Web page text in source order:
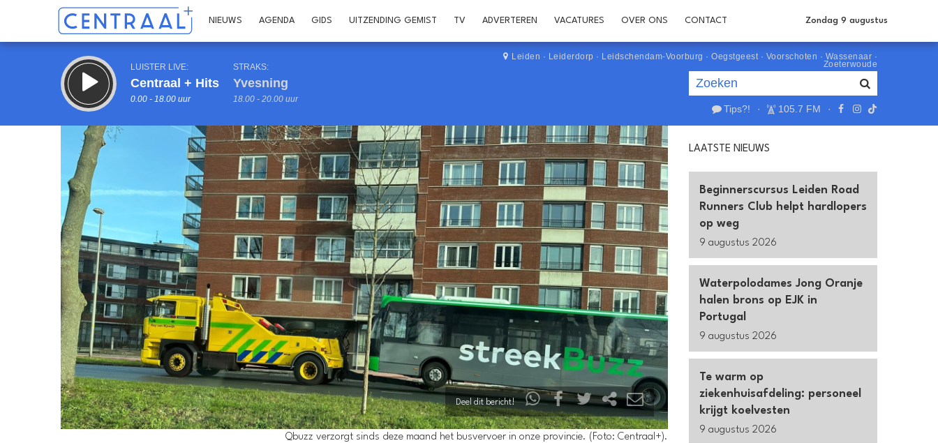
NIEUWS AGENDA GIDS UITZENDING GEMIST TV ADVERTEREN VACATURES OVER ONS CONTACT Zondag 9 augustus
LUISTER LIVE:
Centraal + Hits
0.00 - 18.00 uur
STRAKS:
Yvesning
18.00 - 20.00 uur
Leiden · Leiderdorp · Leidschendam-Voorburg · Oegstgeest· Voorschoten · Wassenaar ·
Zoeterwoude
Tips?! · 105.7 FM ·
Inklappen
Deel dit bericht!
Qbuzz verzorgt sinds deze maand het busvervoer in onze provincie. (Foto: Centraal+).
LAATSTE NIEUWS
Beginnerscursus Leiden Road
Runners Club helpt hardlopers
op weg
9 augustus 2026
Waterpolodames Jong Oranje
halen brons op EJK in
Portugal
9 augustus 2026
Te warm op
ziekenhuisafdeling: personeel
krijgt koelvesten
9 augustus 2026